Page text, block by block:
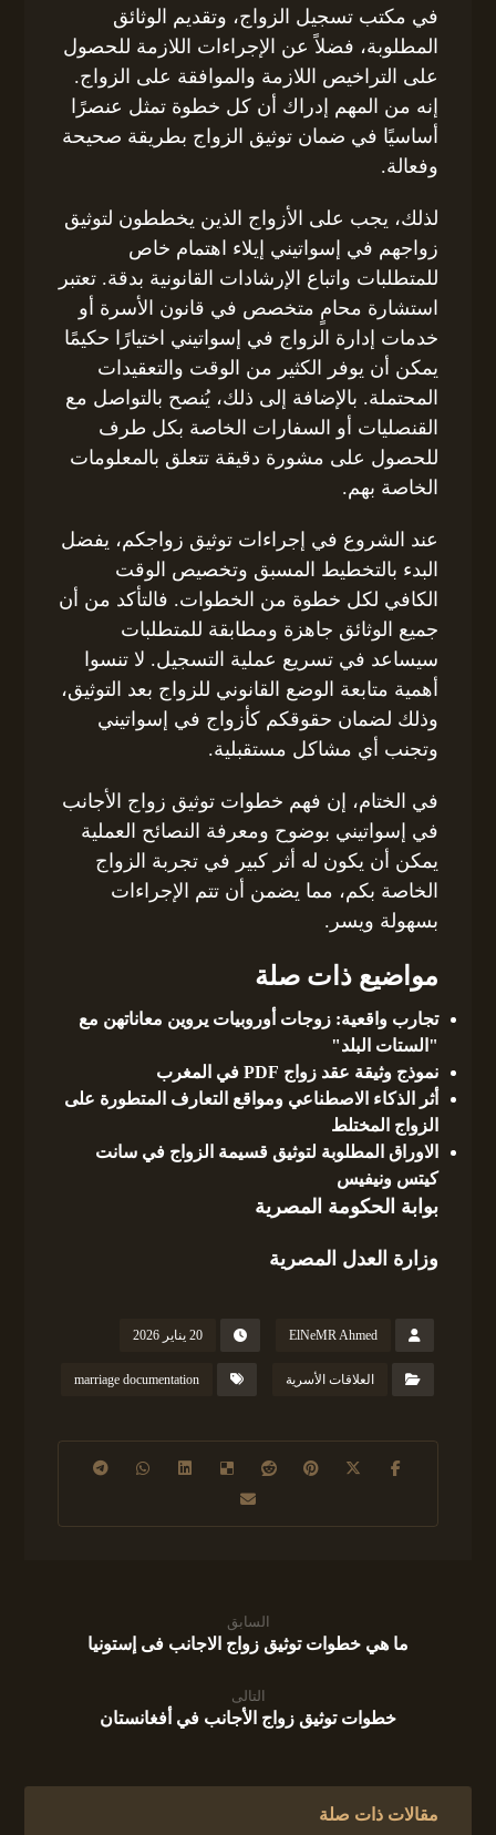
في مكتب تسجيل الزواج، وتقديم الوثائق
المطلوبة، فضلاً عن الإجراءات اللازمة للحصول
على التراخيص اللازمة والموافقة على الزواج.
إنه من المهم إدراك أن كل خطوة تمثل عنصرًا
أساسيًا في ضمان توثيق الزواج بطريقة صحيحة
وفعالة.
لذلك، يجب على الأزواج الذين يخططون لتوثيق
زواجهم في إسواتيني إيلاء اهتمام خاص
للمتطلبات واتباع الإرشادات القانونية بدقة. تعتبر
استشارة محامٍ متخصص في قانون الأسرة أو
خدمات إدارة الزواج في إسواتيني اختيارًا حكيمًا
يمكن أن يوفر الكثير من الوقت والتعقيدات
المحتملة. بالإضافة إلى ذلك، يُنصح بالتواصل مع
القنصليات أو السفارات الخاصة بكل طرف
للحصول على مشورة دقيقة تتعلق بالمعلومات
الخاصة بهم.
عند الشروع في إجراءات توثيق زواجكم، يفضل
البدء بالتخطيط المسبق وتخصيص الوقت
الكافي لكل خطوة من الخطوات. فالتأكد من أن
جميع الوثائق جاهزة ومطابقة للمتطلبات
سيساعد في تسريع عملية التسجيل. لا تنسوا
أهمية متابعة الوضع القانوني للزواج بعد التوثيق،
وذلك لضمان حقوقكم كأزواج في إسواتيني
وتجنب أي مشاكل مستقبلية.
في الختام، إن فهم خطوات توثيق زواج الأجانب
في إسواتيني بوضوح ومعرفة النصائح العملية
يمكن أن يكون له أثر كبير في تجربة الزواج
الخاصة بكم، مما يضمن أن تتم الإجراءات
بسهولة ويسر.
مواضيع ذات صلة
تجارب واقعية: زوجات أوروبيات يروين معاناتهن مع
"الستات البلد"
نموذج وثيقة عقد زواج PDF في المغرب
أثر الذكاء الاصطناعي ومواقع التعارف المتطورة على
الزواج المختلط
الاوراق المطلوبة لتوثيق قسيمة الزواج في سانت
كيتس ونيفيس
بوابة الحكومة المصرية
وزارة العدل المصرية
ElNeMR Ahmed 20 يناير 2026
العلاقات الأسرية marriage documentation
السابق
ما هي خطوات توثيق زواج الاجانب فى إستونيا
التالى
خطوات توثيق زواج الأجانب في أفغانستان
مقالات ذات صلة